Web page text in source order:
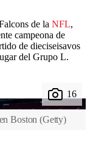
de la NFL,
campeona de
de dieciseisavos
del Grupo L.
Boston (Getty)